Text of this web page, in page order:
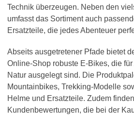
Technik überzeugen. Neben den
umfasst das Sortiment auch
Ersatzteile, die jedes Abenteuer
Abseits ausgetretener Pfade bietet
Online-Shop robuste E-Bikes, die
Natur ausgelegt sind. Die
Mountainbikes, Trekking-Modelle
Helme und Ersatzteile. Zudem
Kundenbewertungen, die bei der